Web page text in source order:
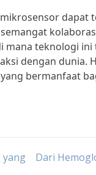
teknologi
dengan dunia.
bermanfaat
yang
Dari